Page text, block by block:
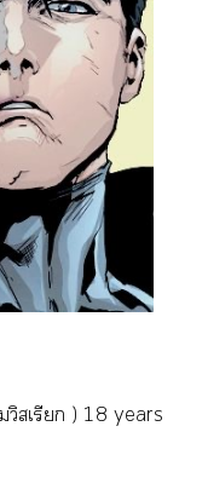
วิสเรียก ) 18 years